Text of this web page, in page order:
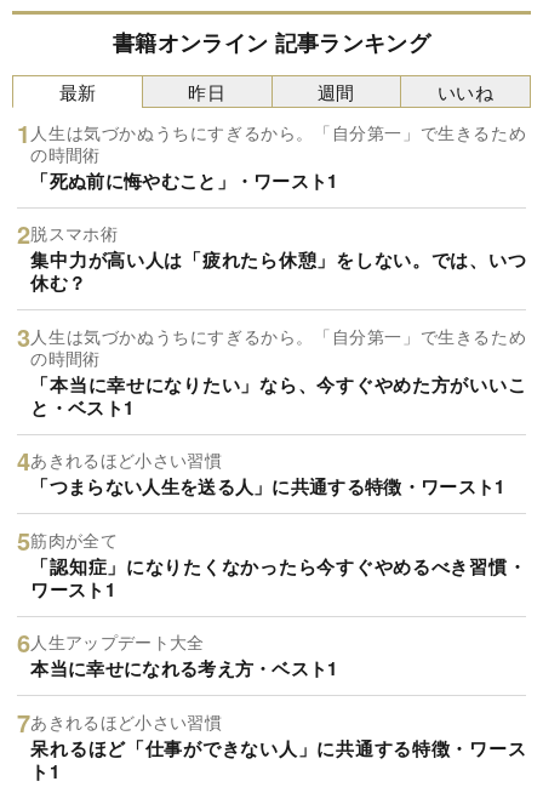
書籍オンライン 記事ランキング
最新
人生は気づかぬうちにすぎるから。「自分第一」で生きるため
の時間術
「死ぬ前に悔やむこと」・ワースト1
脱スマホ術
集中力が高い人は「疲れたら休憩」をしない。では、いつ
休む？
人生は気づかぬうちにすぎるから。「自分第一」で生きるため
の時間術
「本当に幸せになりたい」なら、今すぐやめた方がいいこ
と・ベスト1
あきれるほど小さい習慣
「つまらない人生を送る人」に共通する特徴・ワースト1
筋肉が全て
「認知症」になりたくなかったら今すぐやめるべき習慣・
ワースト1
人生アップデート大全
本当に幸せになれる考え方・ベスト1
あきれるほど小さい習慣
呆れるほど「仕事ができない人」に共通する特徴・ワース
ト1
昨日 週間 いいね